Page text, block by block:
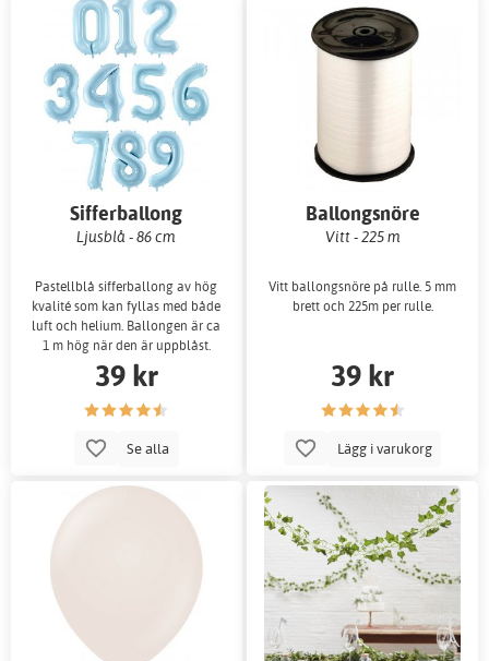
Sifferballong
Ljusblå - 86 cm
Pastellblå sifferballong av hög
kvalité som kan fyllas med både
luft och helium. Ballongen är ca
1 m hög när den är uppblåst.
39 kr
Se alla
Ballongsnöre
Vitt - 225 m
Vitt ballongsnöre på rulle. 5 mm
brett och 225m per rulle.
39 kr
Lägg i varukorg